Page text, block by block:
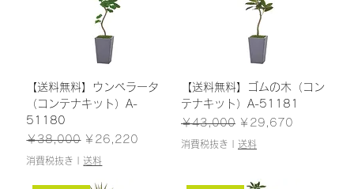
【送料無料】ウンベラータ
（コンテナキット）A-
51180
通常価格
￥38,000 セール価格
￥26,220
消費税抜き 送料
【送料無料】ゴムの木（コン
テナキット）A-51181
通常価格
￥43,000 セール価格
￥29,670
消費税抜き 送料